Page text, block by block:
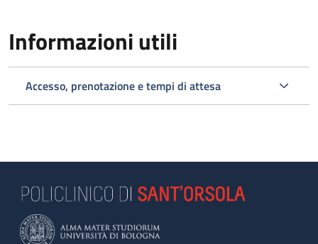
Informazioni utili
Accesso, prenotazione e tempi di attesa